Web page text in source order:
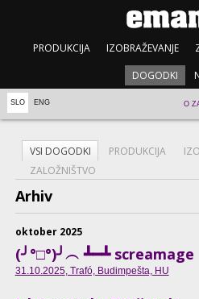
PRODUKCIJA IZOBRAŽEVANJE
DOGODKI
SLO ENG O
VSI DOGODKI PRODUKCIJA
ZALOŽNIŠTVO
Arhiv
oktober 2025
(╯°□°)╯︵ ┻━┻ screamage
31.10.2025, Trafó, Budimpešta, HU